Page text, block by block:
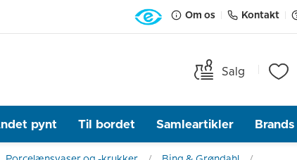
Om os Kontakt
Salg
pynt Til bordet Samleartikler Brands